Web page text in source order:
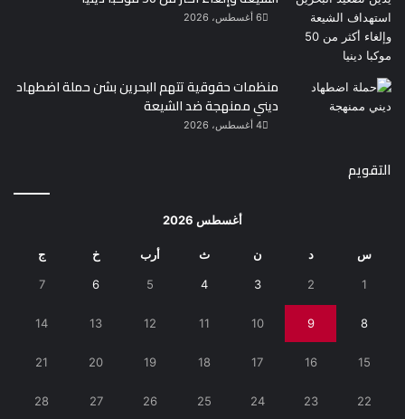
6 أغسطس، 2026
منظمات حقوقية تتهم البحرين بشن حملة اضطهاد
ديني ممنهجة ضد الشيعة
4 أغسطس، 2026
التقويم
أغسطس 2026
س د ن ث أرب خ ج
1
2
3
4
5
6
7
8
9
10
11
12
13
14
15
16
17
18
19
20
21
22
23
24
25
26
27
28